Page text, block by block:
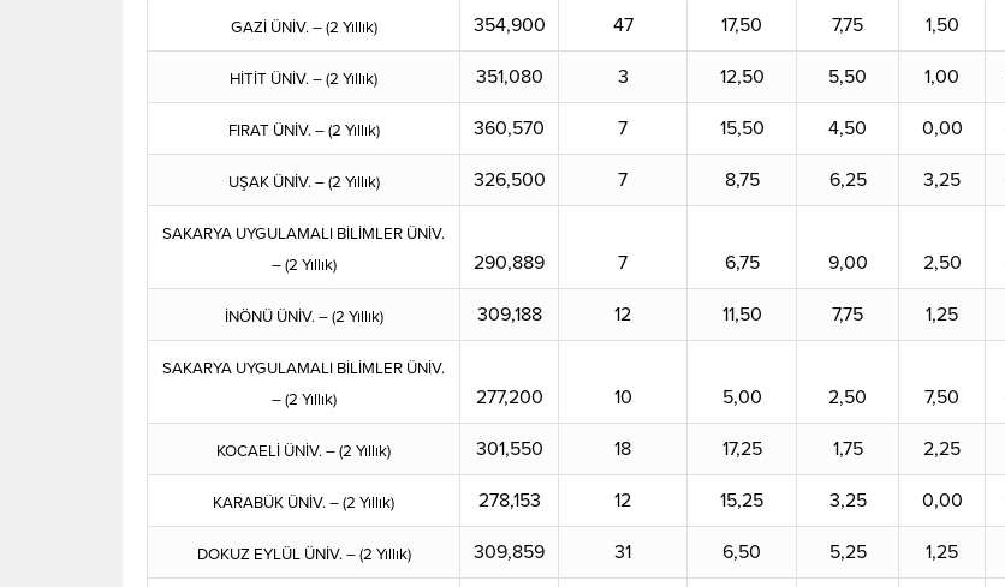
GAZİ ÜNİV. – (2 Yıllık) 354,900 47 17,50 7,75 1,50
HİTİT ÜNİV. – (2 Yıllık) 351,080 3 12,50 5,50 1,00
FIRAT ÜNİV. – (2 Yıllık) 360,570 7 15,50 4,50 0,00
UŞAK ÜNİV. – (2 Yıllık) 326,500 7 8,75 6,25 3,25
SAKARYA UYGULAMALI BİLİMLER ÜNİV.
– (2 Yıllık)
290,889 7 6,75 9,00 2,50
İNÖNÜ ÜNİV. – (2 Yıllık) 309,188 12 11,50 7,75 1,25
SAKARYA UYGULAMALI BİLİMLER ÜNİV.
– (2 Yıllık)
277,200 10 5,00 2,50 7,50
KOCAELİ ÜNİV. – (2 Yıllık) 301,550 18 17,25 1,75 2,25
KARABÜK ÜNİV. – (2 Yıllık) 278,153 12 15,25 3,25 0,00
DOKUZ EYLÜL ÜNİV. – (2 Yıllık) 309,859 31 6,50 5,25 1,25